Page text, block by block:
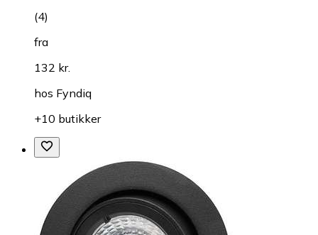
(4)
fra
132 kr.
hos Fyndiq
+10 butikker